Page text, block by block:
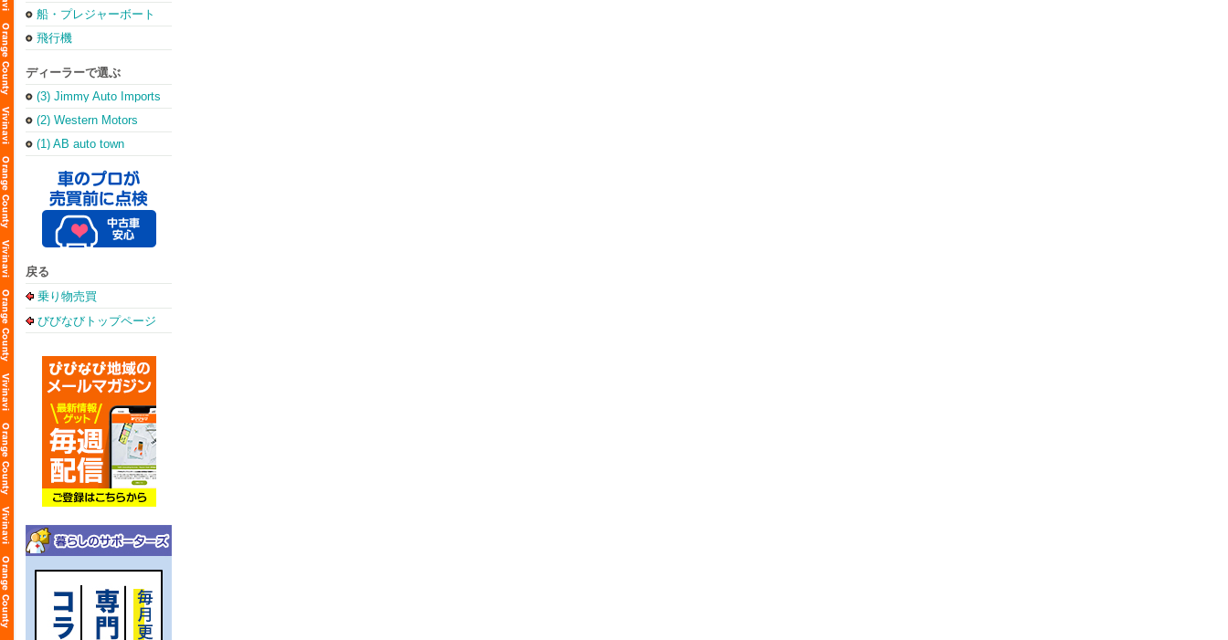
船・プレジャーボート
飛行機
ディーラーで選ぶ
(3) Jimmy Auto Imports
(2) Western Motors
(1) AB auto town
戻る
乗り物売買
びびなびトップページ